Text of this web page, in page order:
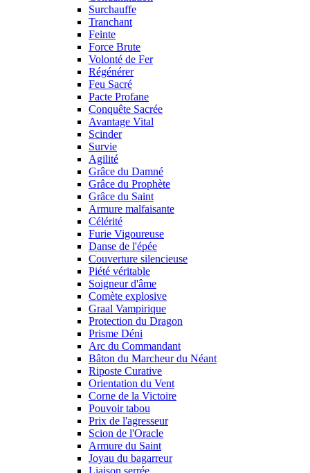
Surchauffe
Tranchant
Feinte
Force Brute
Volonté de Fer
Régénérer
Feu Sacré
Pacte Profane
Conquête Sacrée
Avantage Vital
Scinder
Survie
Agilité
Grâce du Damné
Grâce du Prophète
Grâce du Saint
Armure malfaisante
Célérité
Furie Vigoureuse
Danse de l'épée
Couverture silencieuse
Piété véritable
Soigneur d'âme
Comète explosive
Graal Vampirique
Protection du Dragon
Prisme Déni
Arc du Commandant
Bâton du Marcheur du Néant
Riposte Curative
Orientation du Vent
Corne de la Victoire
Pouvoir tabou
Prix de l'agresseur
Scion de l'Oracle
Armure du Saint
Joyau du bagarreur